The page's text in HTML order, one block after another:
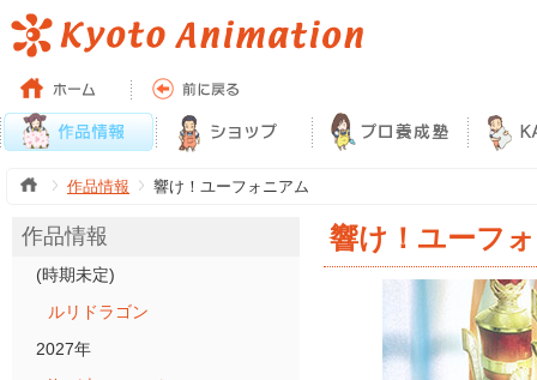
作品情報 響け！ユーフォニアム
作品情報
(時期未定)
ルリドラゴン
2027年
響け！ユーフ